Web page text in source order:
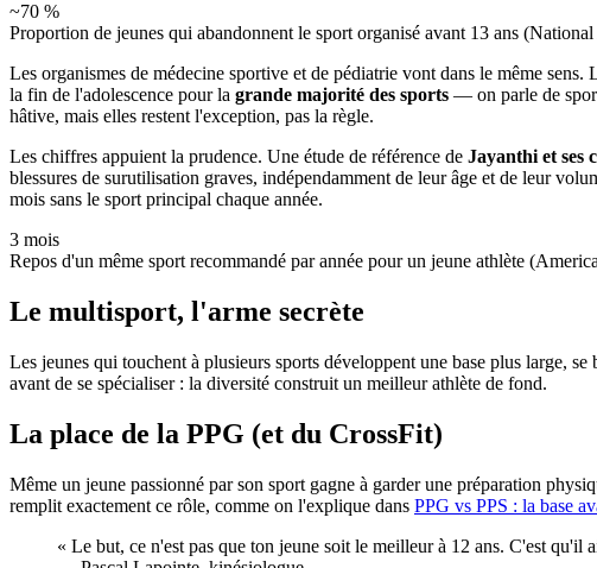
~70 %
Proportion de jeunes qui abandonnent le sport organisé avant 13 ans
Les organismes de médecine sportive et de pédiatrie vont dans le même sens.
la fin de l'adolescence pour la grande majorité des sports — on parle de
hâtive, mais elles restent l'exception, pas la règle.
Les chiffres appuient la prudence. Une étude de référence de Jayanthi et ses
blessures de surutilisation graves, indépendamment de leur âge et de leur
mois sans le sport principal chaque année.
3 mois
Repos d'un même sport recommandé par année pour un jeune athlète
Le multisport, l'arme secrète
Les jeunes qui touchent à plusieurs sports développent une base plus large,
avant de se spécialiser : la diversité construit un meilleur athlète de fond.
La place de la PPG (et du CrossFit)
Même un jeune passionné par son sport gagne à garder une préparation
remplit exactement ce rôle, comme on l'explique dans PPG vs PPS : la base
« Le but, ce n'est pas que ton jeune soit le meilleur à 12 ans. C'est